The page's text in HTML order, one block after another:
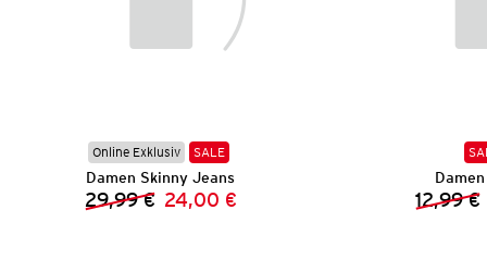
Online Exklusiv SALE
Damen Skinny Jeans
Vorheriger Preis:
29,99 € Neuer Preis:
24,00 € 12,99 €